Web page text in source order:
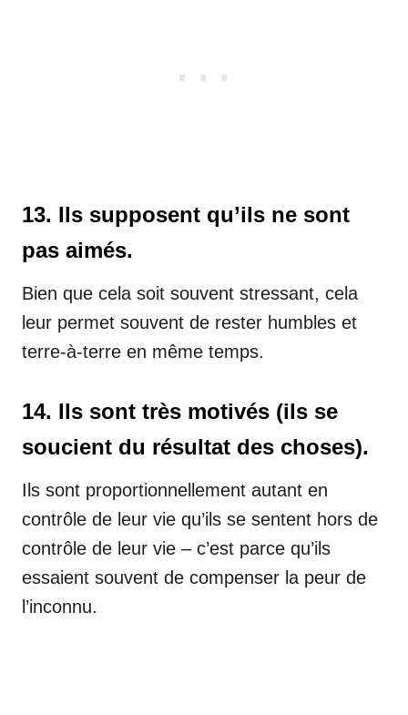
13. Ils supposent qu’ils ne sont
pas aimés.
Bien que cela soit souvent stressant, cela
leur permet souvent de rester humbles et
terre-à-terre en même temps.
14. Ils sont très motivés (ils se
soucient du résultat des choses).
Ils sont proportionnellement autant en
contrôle de leur vie qu’ils se sentent hors de
contrôle de leur vie – c’est parce qu’ils
essaient souvent de compenser la peur de
l’inconnu.